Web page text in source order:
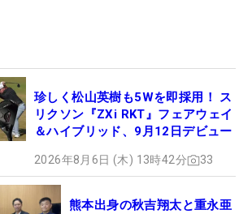
珍しく松山英樹も5Wを即採用！ ス
リクソン『ZXi RKT』フェアウェイ
＆ハイブリッド、9月12日デビュー
2026年8月6日 (木) 13時42分 33
熊本出身の秋吉翔太と重永亜